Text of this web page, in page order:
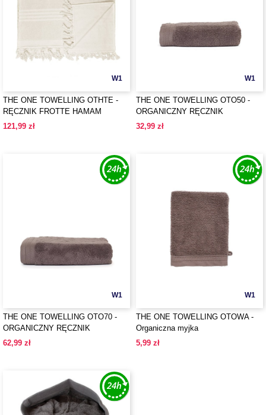
W1
THE ONE TOWELLING OTHTE -
RĘCZNIK FROTTE HAMAM
121,99 zł
W1
THE ONE TOWELLING OTO50 -
ORGANICZNY RĘCZNIK
32,99 zł
W1
THE ONE TOWELLING OTO70 -
ORGANICZNY RĘCZNIK
KĄPIELOWY
62,99 zł
W1
THE ONE TOWELLING OTOWA -
Organiczna myjka
5,99 zł